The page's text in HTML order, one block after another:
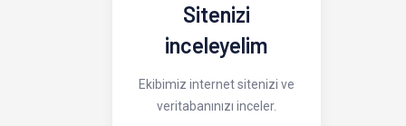
Sitenizi
inceleyelim
Ekibimiz internet sitenizi ve
veritabanınızı inceler.